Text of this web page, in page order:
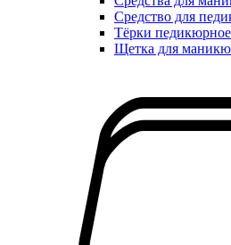
Средство для
Тёрки
Щетка для